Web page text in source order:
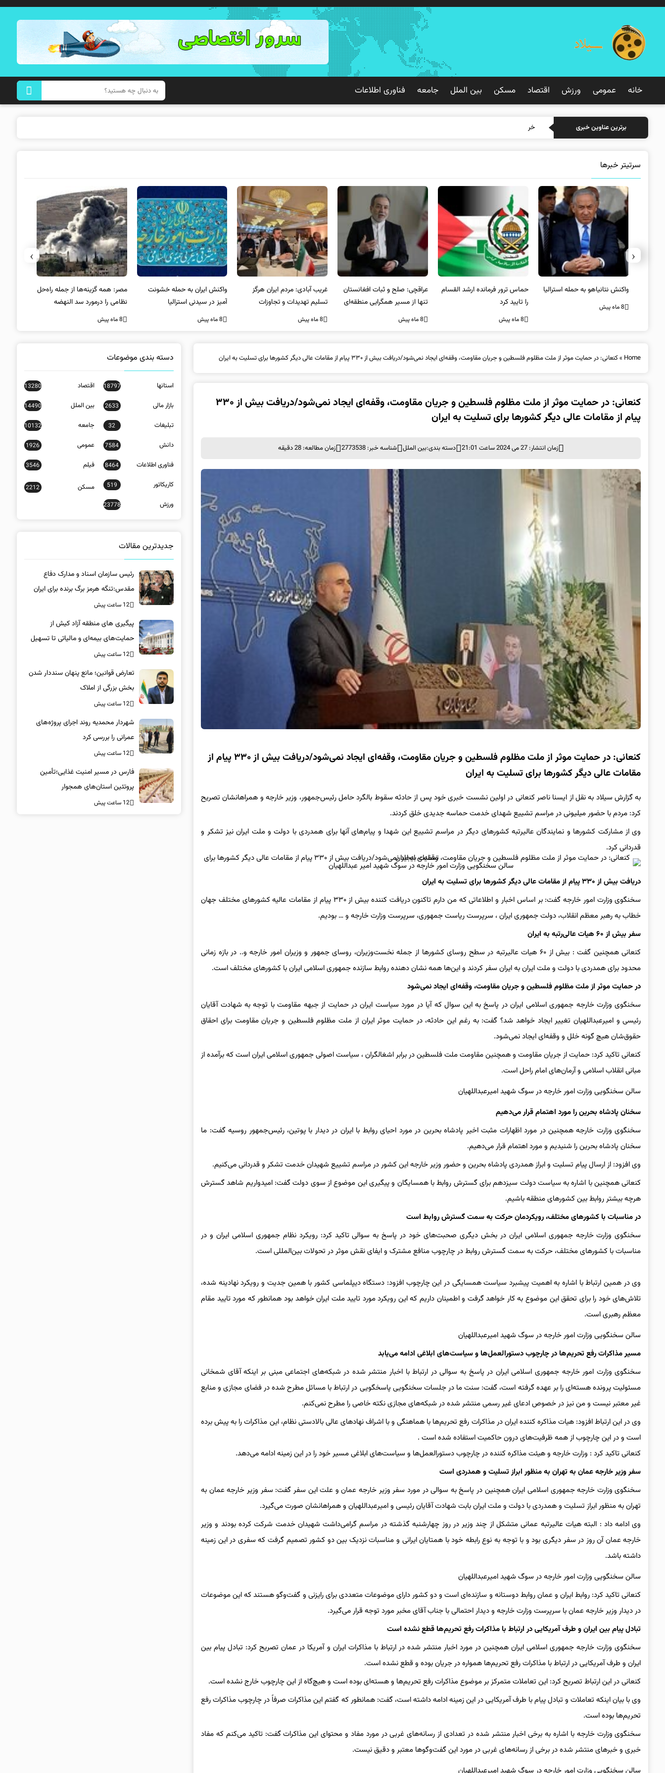
خانه عمومی ورزش اقتصاد مسکن بین الملل جامعه فناوری اطلاعات
برترین عناوین خبری خرید بیمه: سنتی یا آنلاین؟
سرتیتر خبرها
واکنش نتانیاهو به حمله استرالیا
8 ماه پیش
حماس ترور فرمانده ارشد القسام
را تایید کرد
8 ماه پیش
عراقچی: صلح و ثبات افغانستان
تنها از مسیر همگرایی منطقه‌ای
محقق می‌شود
8 ماه پیش
غریب آبادی: مردم ایران هرگز
تسلیم تهدیدات و تجاوزات
نخواهند شد و متحد و منسجم
8 ماه پیش
واکنش ایران به حمله خشونت
آمیز در سیدنی استرالیا
8 ماه پیش
مصر: همه گزینه‌ها از جمله راه‌حل
نظامی را درمورد سد النهضه
بررسی می‌کنیم
8 ماه پیش
‹
›
Home
»کنعانی: در حمایت موثر از ملت مظلوم فلسطین و جریان مقاومت، وقفه‌ای ایجاد نمی‌شود/دریافت بیش از ۳۳۰ پیام از مقامات عالی دیگر کشورها برای تسلیت به ایران
کنعانی: در حمایت موثر از ملت مظلوم فلسطین و جریان مقاومت، وقفه‌ای ایجاد نمی‌شود/دریافت بیش از ۳۳۰
پیام از مقامات عالی دیگر کشورها برای تسلیت به ایران
زمان انتشار: 27 می 2024 ساعت 21:01 دسته بندی:بین الملل شناسه خبر: 2773538 زمان مطالعه: 28 دقیقه
کنعانی: در حمایت موثر از ملت مظلوم فلسطین و جریان مقاومت، وقفه‌ای ایجاد نمی‌شود/دریافت بیش از ۳۳۰ پیام از
مقامات عالی دیگر کشورها برای تسلیت به ایران
به گزارش سیلاد به نقل از ایسنا ناصر کنعانی در اولین نشست خبری خود پس از حادثه سقوط بالگرد حامل رئیس‌جمهور، وزیر خارجه و همراهانشان تصریح
کرد: مردم با حضور میلیونی در مراسم تشییع شهدای خدمت حماسه جدیدی خلق کردند.
وی از مشارکت کشورها و نمایندگان عالیرتبه کشورهای دیگر در مراسم تشییع این شهدا و پیام‌های آنها برای همدردی با دولت و ملت ایران نیز تشکر و
قدردانی کرد.
سالن سخنگویی وزارت امور خارجه در سوگ شهید امیر عبداللهیان
دریافت بیش از ۳۳۰ پیام از مقامات عالی دیگر کشورها برای تسلیت به ایران
سخنگوی وزارت امور خارجه گفت: بر اساس اخبار و اطلاعاتی که من دارم تاکنون دریافت کننده بیش از ۳۳۰ پیام از مقامات عالیه کشورهای مختلف جهان
خطاب به رهبر معظم انقلاب، دولت جمهوری ایران ، سرپرست ریاست جمهوری، سرپرست وزارت خارجه و … بودیم.
سفر بیش از ۶۰ هیات عالی‌رتبه به ایران
کنعانی همچنین گفت : بیش از ۶۰ هیات عالیرتبه در سطح روسای کشورها از جمله نخست‌وزیران، روسای جمهور و وزیران امور خارجه و.. در بازه زمانی
محدود برای همدردی با دولت و ملت ایران به ایران سفر کردند و این‌ها همه نشان دهنده روابط سازنده جمهوری اسلامی ایران با کشورهای مختلف است.
در حمایت موثر از ملت مظلوم فلسطین و جریان مقاومت، وقفه‌ای ایجاد نمی‌شود
سخنگوی وزارت خارجه جمهوری اسلامی ایران در پاسخ به این سوال که آیا در مورد سیاست ایران در حمایت از جبهه مقاومت با توجه به شهادت آقایان
رئیسی و امیرعبداللهیان تغییر ایجاد خواهد شد؟ گفت: به رغم این حادثه، در حمایت موثر ایران از ملت مظلوم فلسطین و جریان مقاومت برای احقاق
حقوق‌شان هیچ گونه خلل و وقفه‌ای ایجاد نمی‌شود.
کنعانی تاکید کرد: حمایت از جریان مقاومت و همچنین مقاومت ملت فلسطین در برابر اشغالگران ، سیاست اصولی جمهوری اسلامی ایران است که برآمده از
مبانی انقلاب اسلامی و آرمان‌های امام راحل است.
سالن سخنگویی وزارت امور خارجه در سوگ شهید امیرعبداللهیان
سخنان پادشاه بحرین را مورد اهتمام قرار می‌دهیم
سخنگوی وزارت خارجه همچنین در مورد اظهارات مثبت اخیر پادشاه بحرین در مورد احیای روابط با ایران در دیدار با پوتین، رئیس‌جمهور روسیه گفت: ما
سخنان پادشاه بحرین را شنیدیم و مورد اهتمام قرار می‌دهیم.
وی افزود: از ارسال پیام تسلیت و ابراز همدردی پادشاه بحرین و حضور وزیر خارجه این کشور در مراسم تشییع شهیدان خدمت تشکر و قدردانی می‌کنیم.
کنعانی همچنین با اشاره به سیاست دولت سیزدهم‌ برای گسترش روابط با همسایگان و پیگیری این موضوع از سوی دولت گفت: امیدواریم شاهد گسترش
هرچه بیشتر روابط بین کشورهای منطقه باشیم.
در مناسبات با کشورهای مختلف، رویکردمان حرکت به سمت گسترش روابط است
سخنگوی وزارت خارجه جمهوری اسلامی ایران در بخش دیگری صحبت‌های خود در پاسخ به سوالی تاکید کرد: رویکرد نظام جمهوری اسلامی ایران و در
مناسبات با کشورهای مختلف، حرکت به سمت گسترش روابط در چارچوب منافع مشترک و ایفای نقش موثر در تحولات بین‌المللی است.
وی در همین ارتباط با اشاره به اهمیت پیشبرد سیاست همسایگی در این چارچوب افزود: دستگاه دیپلماسی کشور با همین جدیت و رویکرد نهادینه شده،
تلاش‌های خود را برای تحقق این موضوع به کار خواهد گرفت و اطمینان داریم که این رویکرد مورد تایید ملت ایران خواهد بود همانطور که مورد تایید مقام
معظم رهبری است.
سالن سخنگویی وزارت امور خارجه در سوگ شهید امیرعبداللهیان
مسیر مذاکرات رفع تحریم‌ها در چارچوب دستورالعمل‌ها و سیاست‌های ابلاغی ادامه می‌یابد
سخنگوی وزارت امور خارجه جمهوری اسلامی ایران در پاسخ به سوالی در ارتباط با اخبار منتشر شده در شبکه‌های اجتماعی مبنی بر اینکه آقای شمخانی
مسئولیت پرونده هسته‌ای را بر عهده گرفته است، گفت: سنت ما در جلسات سخنگویی پاسخگویی در ارتباط با مسائل مطرح شده در فضای مجازی و منابع
غیر معتبر نیست و من نیز در خصوص ادعای غیر رسمی منتشر شده در شبکه‌های مجازی نکته خاصی را مطرح نمی‌کنم.
وی در این ارتباط افزود: هیات مذاکره کننده ایران در مذاکرات رفع تحریم‌ها با هماهنگی و با اشراف نهادهای عالی بالادستی نظام، این مذاکرات را به پیش برده
است و در این چارچوب از همه ظرفیت‌های درون حاکمیت استفاده شده است .
کنعانی تاکید کرد : وزارت خارجه و هیئت مذاکره کننده در چارچوب دستورالعمل‌ها و سیاست‌های ابلاغی مسیر خود را در این زمینه ادامه می‌دهد.
سفر وزیر خارجه عمان به تهران به منظور ابراز تسلیت و همدردی است
سخنگوی وزارت خارجه جمهوری اسلامی ایران همچنین در پاسخ به سوالی در مورد سفر وزیر خارجه عمان و علت این سفر گفت: سفر وزیر خارجه عمان به
تهران به منظور ابراز تسلیت و همدردی با دولت و ملت ایران بابت شهادت آقایان رئیسی و امیرعبداللهیان و همراهانشان صورت می‌گیرد.
وی ادامه داد : البته هیات عالیرتبه عمانی متشکل از چند وزیر در روز چهارشنبه گذشته در مراسم گرامی‌داشت شهیدان خدمت شرکت کرده بودند و وزیر
خارجه عمان آن روز در سفر دیگری بود و با توجه به نوع رابطه خود با همتایان ایرانی و مناسبات نزدیک بین دو کشور تصمیم گرفت که سفری در این زمینه
داشته باشد.
سالن سخنگویی وزارت امور خارجه در سوگ شهید امیرعبداللهیان
کنعانی تاکید کرد: روابط ایران و عمان روابط دوستانه و سازنده‌ای است و دو کشور دارای موضوعات متعددی برای رایزنی و گفت‌وگو هستند که این موضوعات
در دیدار وزیر خارجه عمان با سرپرست وزارت خارجه و دیدار احتمالی با جناب آقای مخبر مورد توجه قرار می‌گیرد.
تبادل پیام بین ایران و طرف آمریکایی در ارتباط با مذاکرات رفع تحریم‌ها قطع نشده است
سخنگوی وزارت خارجه جمهوری اسلامی ایران همچنین در مورد اخبار منتشر شده در ارتباط با مذاکرات ایران و آمریکا در عمان تصریح کرد: تبادل پیام بین
ایران و طرف آمریکایی در ارتباط با مذاکرات رفع تحریم‌ها همواره در جریان بوده و قطع نشده است.
کنعانی در این ارتباط تصریح کرد: این تعاملات متمرکز بر ‌موضوع مذاکرات رفع تحریم‌ها و هسته‌ای بوده است و هیچ‌گاه از این چارچوب خارج نشده است.
وی با بیان اینکه تعاملات و تبادل پیام با طرف آمریکایی در این زمینه ادامه داشته است، گفت: همانطور که گفتم این مذاکرات صرفاً در چارچوب مذاکرات رفع
تحریم‌ها بوده است.
سخنگوی وزارت خارجه با اشاره به برخی اخبار منتشر شده در تعدادی از رسانه‌های غربی در مورد مفاد و محتوای این مذاکرات گفت: تاکید می‌کنم که مفاد
خبری و خبرهای منتشر شده در برخی از رسانه‌های غربی در مورد این گفت‌وگوها معتبر و دقیق نیست.
دسته بندی موضوعات
استانها 18797 اقتصاد 13280
بازار مالی 2633 بین الملل 14490
تبلیغات 32 جامعه 10132
دانش 7584 عمومی 1926
فناوری اطلاعات 8464 فیلم 3546
کاریکاتور 519 مسکن 2212
ورزش 23778
جدیدترین مقالات
رئیس سازمان اسناد و مدارک دفاع
مقدس:تنگه هرمز برگ برنده برای ایران
است
12 ساعت پیش
پیگیری های منطقه آزاد کیش از
حمایت‌های بیمه‌ای و مالیاتی تا تسهیل
خروج کالا
12 ساعت پیش
تعارض قوانین؛ مانع پنهان سنددار شدن
بخش بزرگی از املاک
12 ساعت پیش
شهردار محمدیه روند اجرای پروژه‌های
عمرانی را بررسی کرد
12 ساعت پیش
فارس در مسیر امنیت غذایی؛تأمین‌
پروتئین استان‌های همجوار
12 ساعت پیش